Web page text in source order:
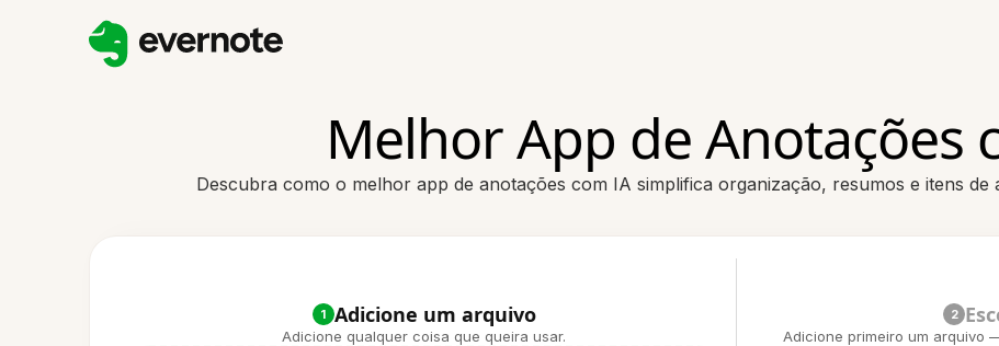
Melhor App de Anotações
Descubra como o melhor app de anotações com IA simplifica organização, resumos e itens
1 Adicione um arquivo
Adicione qualquer coisa que queira usar.
2
Adicione primeiro um arquivo